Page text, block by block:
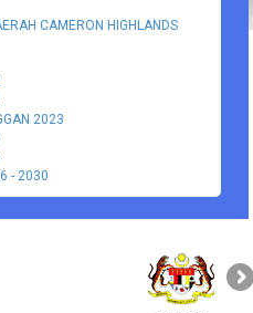
CAMERON HIGHLANDS
2023
- 2030